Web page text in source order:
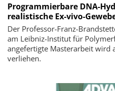
Programmierbare DNA-
realistische Ex-vivo-
Der Professor-Franz-
am Leibniz-Institut für
angefertigte Masterarbeit wird
verliehen.